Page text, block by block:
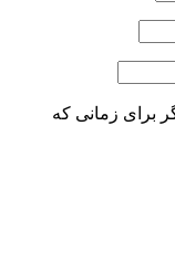
برای زمانی که